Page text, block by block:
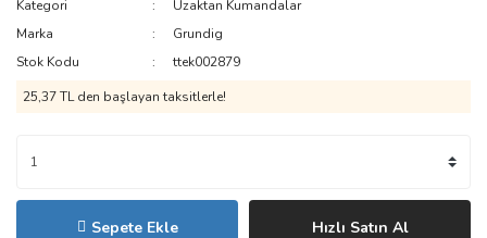
Kategori
Uzaktan Kumandalar
Marka
Grundig
Stok Kodu
ttek002879
25,37 TL den başlayan taksitlerle!
Sepete Ekle Hızlı Satın Al